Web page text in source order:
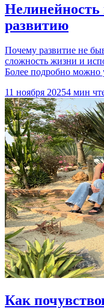
Нелинейность
развитию
Почему развитие не
сложность жизни и
Более подробно можно
11 ноября 20254 мин
Как